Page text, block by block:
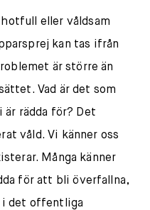
eller våldsam
kan tas ifrån
är större än
Vad är det som
är rädda för? Det
våld. Vi känner oss
Många känner
för att bli överfallna,
i det offentliga